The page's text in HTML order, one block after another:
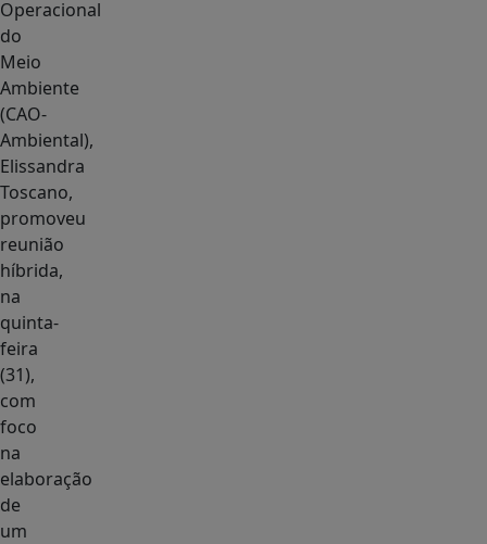
Operacional
do
Meio
Ambiente
(CAO-
Ambiental),
Elissandra
Toscano,
promoveu
reunião
híbrida,
na
quinta-
feira
(31),
com
foco
na
elaboração
de
um